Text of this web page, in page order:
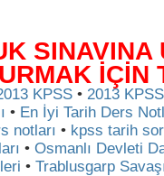
SINAVINA
İÇİN
KPSS • 2013
• En İyi Tarih Ders
notları • kpss tarih
• Osmanlı Devleti
• Trablusgarp